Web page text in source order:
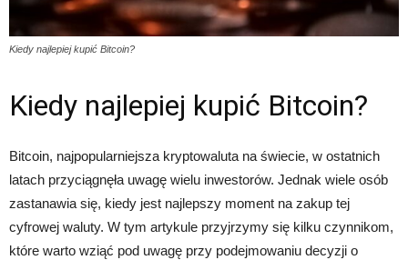
Kiedy najlepiej kupić Bitcoin?
Kiedy najlepiej kupić Bitcoin?
Bitcoin, najpopularniejsza kryptowaluta na świecie, w ostatnich
latach przyciągnęła uwagę wielu inwestorów. Jednak wiele osób
zastanawia się, kiedy jest najlepszy moment na zakup tej
cyfrowej waluty. W tym artykule przyjrzymy się kilku czynnikom,
które warto wziąć pod uwagę przy podejmowaniu decyzji o